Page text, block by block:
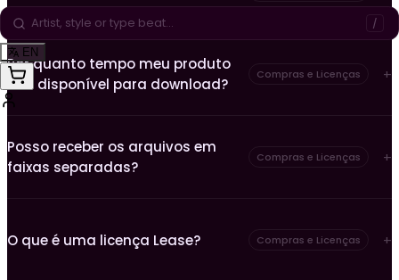
/
EN
Por quanto tempo meu produto
fica disponível para download?
Compras e Licenças
Posso receber os arquivos em
faixas separadas?
Compras e Licenças
O que é uma licença Lease? Compras e Licenças